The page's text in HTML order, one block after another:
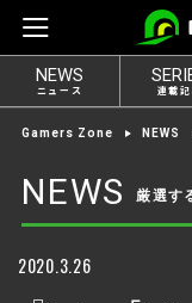
NEWS
ニュース 連載
Gamers Zone NEWS
NEWS 厳選す
2020.3.26